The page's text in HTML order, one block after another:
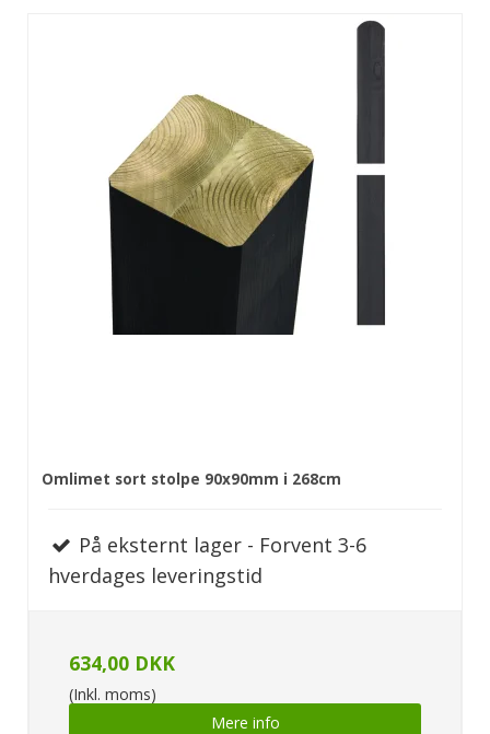
Omlimet sort stolpe 90x90mm i 268cm
På eksternt lager - Forvent 3-6
hverdages leveringstid
634,00 DKK
(Inkl. moms)
Mere info